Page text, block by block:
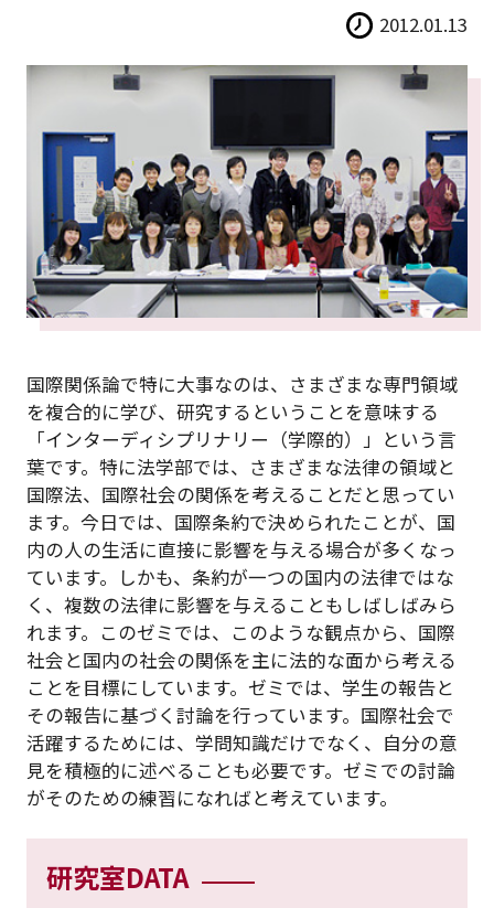
2012.01.13
国際関係論で特に大事なのは、さまざまな専門領域
を複合的に学び、研究するということを意味する
「インターディシプリナリー（学際的）」という言
葉です。特に法学部では、さまざまな法律の領域と
国際法、国際社会の関係を考えることだと思ってい
ます。今日では、国際条約で決められたことが、国
内の人の生活に直接に影響を与える場合が多くなっ
ています。しかも、条約が一つの国内の法律ではな
く、複数の法律に影響を与えることもしばしばみら
れます。このゼミでは、このような観点から、国際
社会と国内の社会の関係を主に法的な面から考える
ことを目標にしています。ゼミでは、学生の報告と
その報告に基づく討論を行っています。国際社会で
活躍するためには、学問知識だけでなく、自分の意
見を積極的に述べることも必要です。ゼミでの討論
がそのための練習になればと考えています。
研究室DATA